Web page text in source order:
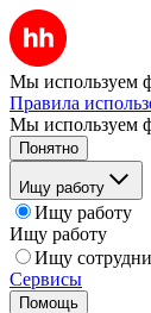
Мы используем
Правила
Мы используем
Понятно
Ищу работу
Ищу работу
Ищу работу
Ищу
Сервисы
Помощь